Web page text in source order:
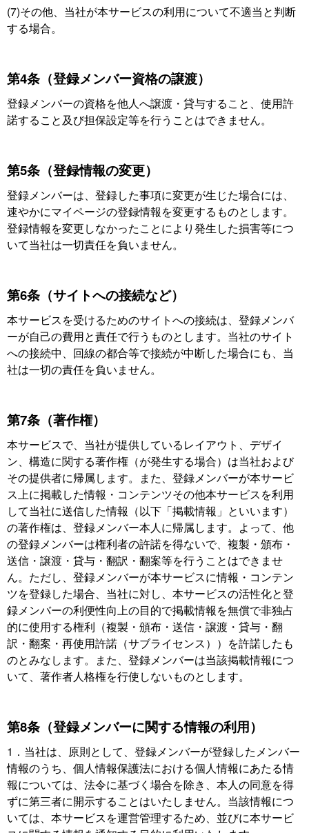
(7)その他、当社が本サービスの利用について不適当と判断
する場合。
第4条（登録メンバー資格の譲渡）
登録メンバーの資格を他人へ譲渡・貸与すること、使用許
諾すること及び担保設定等を行うことはできません。
第5条（登録情報の変更）
登録メンバーは、登録した事項に変更が生じた場合には、
速やかにマイページの登録情報を変更するものとします。
登録情報を変更しなかったことにより発生した損害等につ
いて当社は一切責任を負いません。
第6条（サイトへの接続など）
本サービスを受けるためのサイトへの接続は、登録メンバ
ーが自己の費用と責任で行うものとします。当社のサイト
への接続中、回線の都合等で接続が中断した場合にも、当
社は一切の責任を負いません。
第7条（著作権）
本サービスで、当社が提供しているレイアウト、デザイ
ン、構造に関する著作権（が発生する場合）は当社および
その提供者に帰属します。また、登録メンバーが本サービ
ス上に掲載した情報・コンテンツその他本サービスを利用
して当社に送信した情報（以下「掲載情報」といいます）
の著作権は、登録メンバー本人に帰属します。よって、他
の登録メンバーは権利者の許諾を得ないで、複製・頒布・
送信・譲渡・貸与・翻訳・翻案等を行うことはできませ
ん。ただし、登録メンバーが本サービスに情報・コンテン
ツを登録した場合、当社に対し、本サービスの活性化と登
録メンバーの利便性向上の目的で掲載情報を無償で非独占
的に使用する権利（複製・頒布・送信・譲渡・貸与・翻
訳・翻案・再使用許諾（サブライセンス））を許諾したも
のとみなします。また、登録メンバーは当該掲載情報につ
いて、著作者人格権を行使しないものとします。
第8条（登録メンバーに関する情報の利用）
1．当社は、原則として、登録メンバーが登録したメンバー
情報のうち、個人情報保護法における個人情報にあたる情
報については、法令に基づく場合を除き、本人の同意を得
ずに第三者に開示することはいたしません。当該情報につ
いては、本サービスを運営管理するため、並びに本サービ